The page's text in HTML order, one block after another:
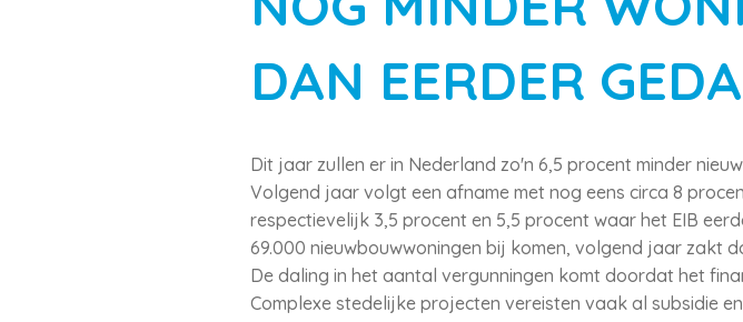
DAN EERDER
Dit jaar zullen er in Nederland zo'n 6,5 procent minder
Volgend jaar volgt een afname met nog eens circa 8
respectievelijk 3,5 procent en 5,5 procent waar het EIB
69.000 nieuwbouwwoningen bij komen, volgend jaar zakt
De daling in het aantal vergunningen komt doordat het
Complexe stedelijke projecten vereisten vaak al subsidie